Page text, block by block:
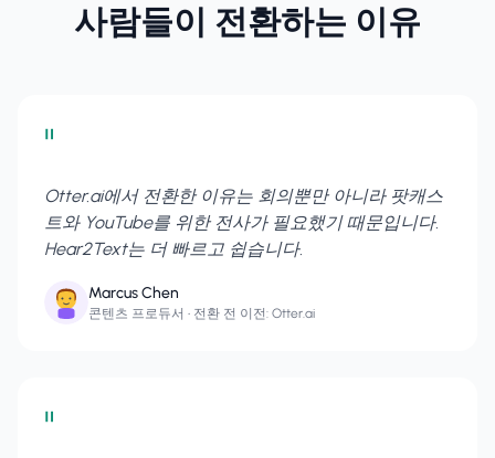
사람들이 전환하는 이유
"
Otter.ai에서 전환한 이유는 회의뿐만 아니라 팟캐스
트와 YouTube를 위한 전사가 필요했기 때문입니다.
Hear2Text는 더 빠르고 쉽습니다.
Marcus Chen
콘텐츠 프로듀서 • 전환 전 이전: Otter.ai
"